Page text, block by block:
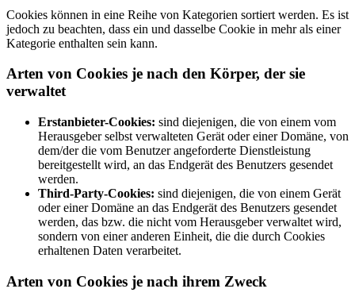
Cookies können in eine Reihe von Kategorien sortiert werden. Es ist
jedoch zu beachten, dass ein und dasselbe Cookie in mehr als einer
Kategorie enthalten sein kann.
Arten von Cookies je nach den Körper, der sie
verwaltet
Erstanbieter-Cookies: sind diejenigen, die von einem vom
Herausgeber selbst verwalteten Gerät oder einer Domäne, von
dem/der die vom Benutzer angeforderte Dienstleistung
bereitgestellt wird, an das Endgerät des Benutzers gesendet
werden.
Third-Party-Cookies: sind diejenigen, die von einem Gerät
oder einer Domäne an das Endgerät des Benutzers gesendet
werden, das bzw. die nicht vom Herausgeber verwaltet wird,
sondern von einer anderen Einheit, die die durch Cookies
erhaltenen Daten verarbeitet.
Arten von Cookies je nach ihrem Zweck